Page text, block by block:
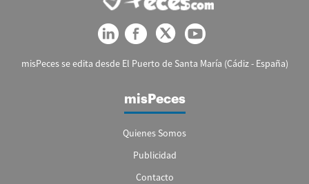
misPeces se edita desde El Puerto de Santa María (Cádiz - España)
misPeces
Quienes Somos
Publicidad
Contacto